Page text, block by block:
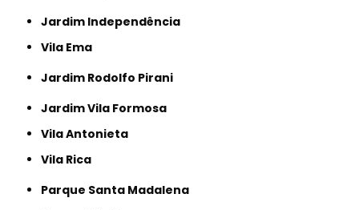
Jardim Independência
Vila Ema
Jardim Rodolfo Pirani
Jardim Vila Formosa
Vila Antonieta
Vila Rica
Parque Santa Madalena